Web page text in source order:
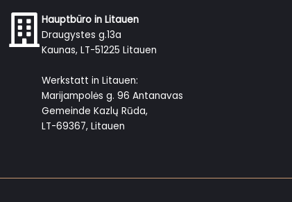
Hauptbüro in Litauen
Draugystes g.13a
Kaunas, LT-51225 Litauen
Werkstatt in Litauen:
Marijampolės g. 96 Antanavas
Gemeinde Kazlų Rūda,
LT-69367, Litauen